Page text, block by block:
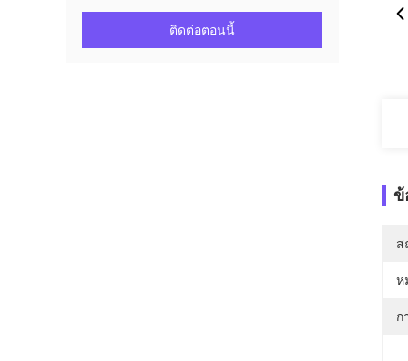
ติดต่อตอนนี้
ข้
ส
ห
ก